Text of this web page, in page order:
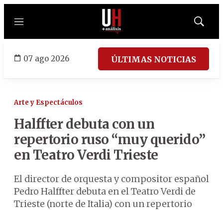
Menú
Mostrar
07 ago 2026 ÚLTIMAS NOTICIAS
Arte y Espectáculos
Halffter debuta con un
repertorio ruso “muy querido”
en Teatro Verdi Trieste
El director de orquesta y compositor español
Pedro Halffter debuta en el Teatro Verdi de
Trieste (norte de Italia) con un repertorio